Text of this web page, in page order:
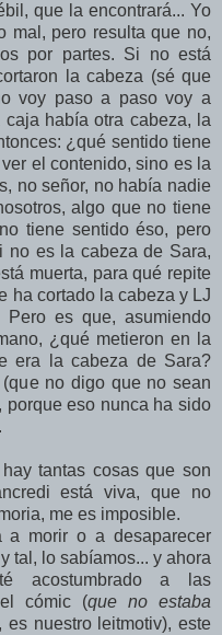
que la encontrará... Yo
mal, pero resulta que no,
por partes. Si no está
la cabeza (sé que
voy paso a paso voy a
había otra cabeza, la
¿qué sentido tiene
el contenido, sino es la
no señor, no había nadie
algo que no tiene
tiene sentido éso, pero
no es la cabeza de Sara,
muerta, para qué repite
ha cortado la cabeza y LJ
Pero es que, asumiendo
¿qué metieron en la
era la cabeza de Sara?
no digo que no sean
porque eso nunca ha sido
tantas cosas que son
está viva, que no
me es imposible.
a morir o a desaparecer
tal, lo sabíamos... y ahora
acostumbrado a las
cómic (que no estaba
, es nuestro leitmotiv), este